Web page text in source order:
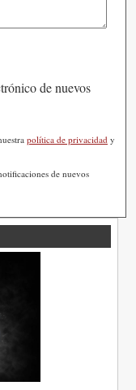
de nuevos
política de privacidad y
de nuevos